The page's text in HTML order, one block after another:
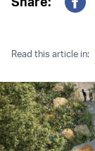
Read this article in: